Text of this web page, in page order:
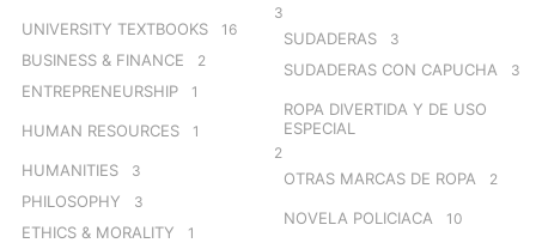
UNIVERSITY TEXTBOOKS 16
BUSINESS & FINANCE 2
ENTREPRENEURSHIP 1
HUMAN RESOURCES 1
HUMANITIES 3
PHILOSOPHY 3
ETHICS & MORALITY 1
3
SUDADERAS 3
SUDADERAS CON CAPUCHA 3
ROPA DIVERTIDA Y DE USO
ESPECIAL
2
OTRAS MARCAS DE ROPA 2
NOVELA POLICIACA 10